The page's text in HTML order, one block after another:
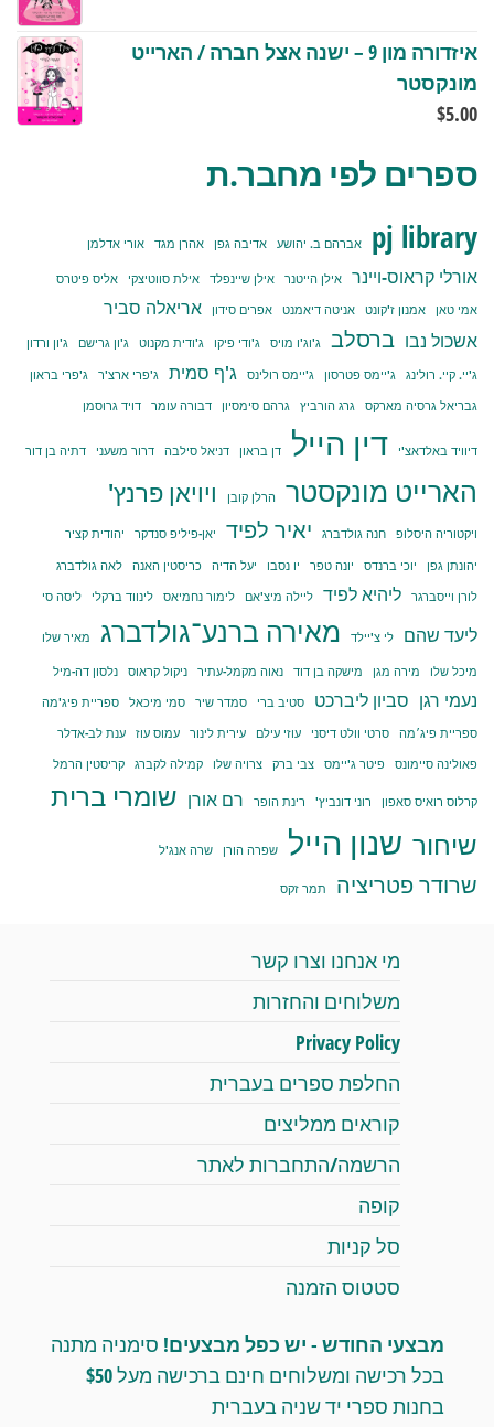
איזדורה מון 9 – ישנה אצל חברה / הארייט
מונקסטר
$5.00
ספרים לפי מחבר.ת
pj library אברהם ב. יהושע אדיבה גפן אהרן מגד אורי אדלמן
אורלי קראוס-ויינר אילן הייטנר אילן שיינפלד אילת סווטיצקי
אליס פיטרס
אמי טאן
אמנון ז'קונט אניטה דיאמנט אפרים סידון
אריאלה סביר
אשכול נבו ברסלב ג'וג'ו מויס ג'ודי פיקו ג'ודית מקנוט ג'ון גרישם ג'ון ורדון
ג'יי. קיי. רולינג ג'יימס פטרסון ג'יימס רולינס ג'ף סמית ג'פרי ארצ'ר
ג'פרי בראון
גבריאל גרסיה מארקס
גרג הורביץ גרהם סימסיון דבורה עומר דויד גרוסמן
דיוויד באלדאצ'י דין הייל דן בראון דניאל סילבה דרור משעני דתיה בן דור
הארייט מונקסטר הרלן קובן ויויאן פרנץ'
ויקטוריה היסלופ חנה גולדברג יאיר לפיד יאן-פיליפ סנדקר יהודית קציר
יהונתן גפן יוכי ברנדס יונה טפר יו נסבו יעל הדיה כריסטין האנה
לאה גולדברג
לורן וייסברגר
ליהיא לפיד ליילה מיצ'אם לימור נחמיאס לינווד ברקלי ליסה סי
ליעד שהם לי צ'יילד מאירה ברנע־גולדברג מאיר שלו
מיכל שלו מירה מגן מישקה בן דוד נאוה מקמל-עתיר ניקול קראוס נלסון דה-מיל
נעמי רגן סביון ליברכט סטיב ברי סמדר שיר סמי מיכאל
ספריית פיג'מה
ספריית פיג׳מה
סרטי וולט דיסני עוזי עילם עירית לינור עמוס עוז
ענת לב-אדלר
פאולינה סיימונס
פיטר ג'יימס צבי ברק צרויה שלו קמילה לקברג קריסטין הרמל
קרלוס רואיס סאפון רוני דונביץ' רינת הופר רם אורן שומרי ברית
שיחור שנון הייל שפרה הורן שרה אנג'ל
שרודר פטריציה תמר זקס
מי אנחנו וצרו קשר
משלוחים והחזרות
Privacy Policy
החלפת ספרים בעברית
קוראים ממליצים
הרשמה/התחברות לאתר
קופה
סל קניות
סטטוס הזמנה
מבצעי החודש - יש כפל מבצעים! סימניה מתנה
בכל רכישה ומשלוחים חינם ברכישה מעל $50
בחנות ספרי יד שניה בעברית